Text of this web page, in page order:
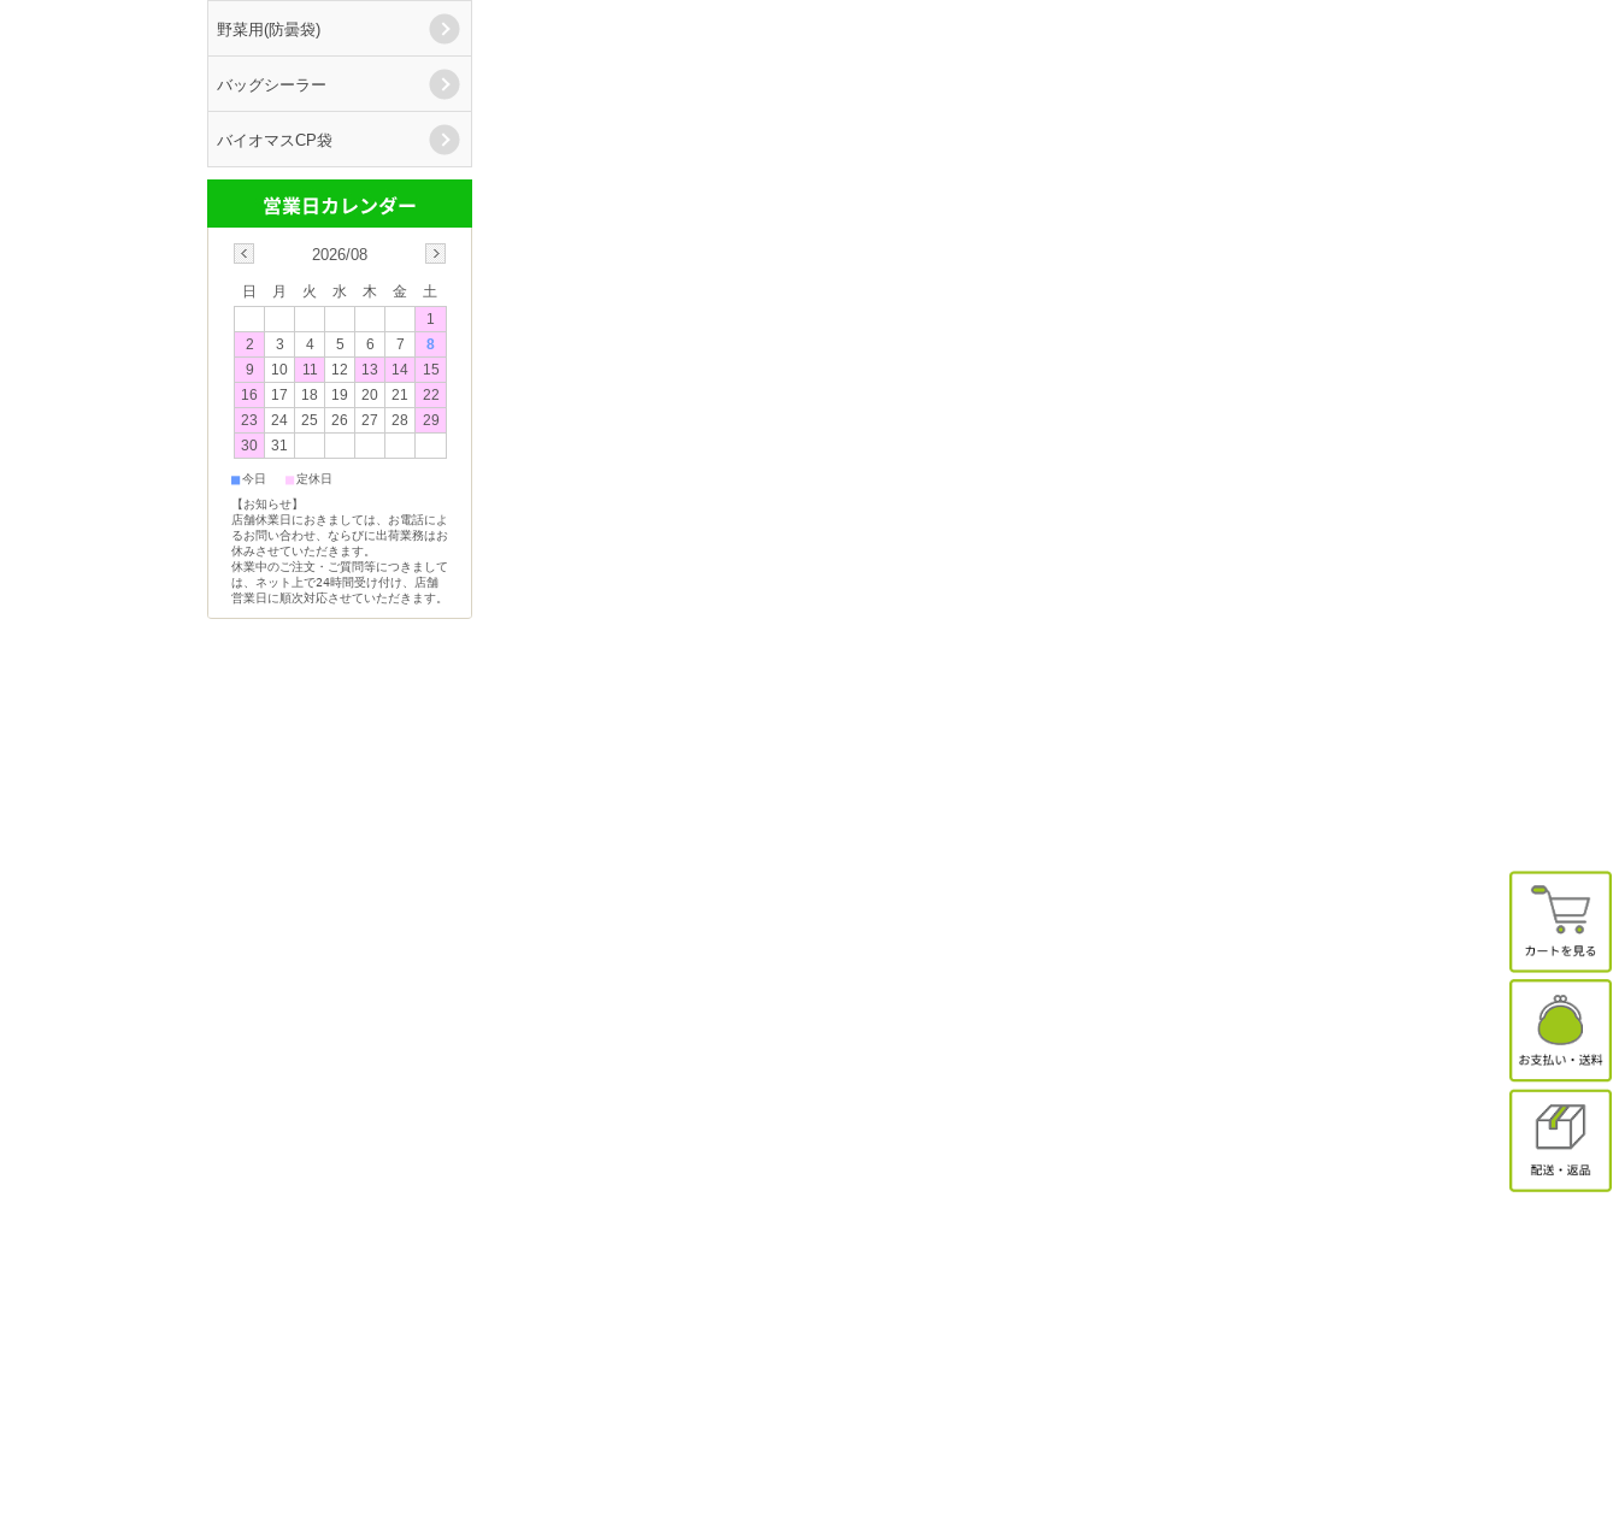
野菜用(防曇袋)
バッグシーラー
バイオマスCP袋
2026/08
日 月 火 水 木 金
土
1
2
3 4 5 6 7
8
9
10 11 12 13 14
15
16
17 18 19 20 21
22
23
24 25 26 27 28
29
30
31
■今日 ■定休日
【お知らせ】
店舗休業日におきましては、お電話によ
るお問い合わせ、ならびに出荷業務はお
休みさせていただきます。
休業中のご注文・ご質問等につきまして
は、ネット上で24時間受け付け、店舗
営業日に順次対応させていただきます。